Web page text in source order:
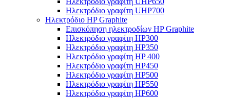
Ηλεκτρόδιο γραφίτη UHP700
Ηλεκτρόδιο HP Graphite
Επισκόπηση ηλεκτροδίων HP Graphite
Ηλεκτρόδιο γραφίτη HP300
Ηλεκτρόδιο γραφίτη HP350
Ηλεκτρόδιο γραφίτη HP 400
Ηλεκτρόδιο γραφίτη HP450
Ηλεκτρόδιο γραφίτη HP500
Ηλεκτρόδιο γραφίτη HP550
Ηλεκτρόδιο γραφίτη HP600